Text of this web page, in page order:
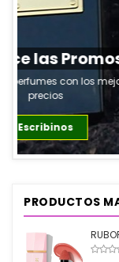
Ver
PRODUCTOS